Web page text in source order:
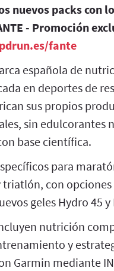
nuevos packs con
- Promoción
fante
española de
en deportes de
sus propios
sin edulcorantes
base científica.
para
con opciones
geles Hydro 45
nutrición
y
Garmin mediante